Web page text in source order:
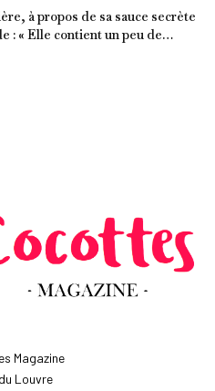
à propos de sa sauce secrète
: « Elle contient un peu de
d'amandes et des tomates
Magazine
Louvre